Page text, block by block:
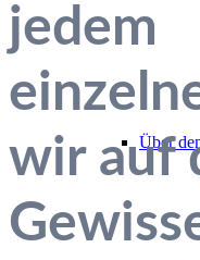
Über
jedem
wir auf